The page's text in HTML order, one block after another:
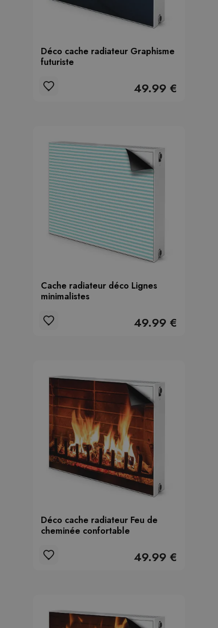
Déco cache radiateur Graphisme
futuriste
49.99 €
Cache radiateur déco Lignes
minimalistes
49.99 €
Déco cache radiateur Feu de
cheminée confortable
49.99 €